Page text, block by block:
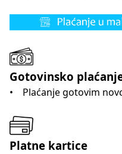
Gotovinsko
• Plaćanje gotovim
Platne kartice